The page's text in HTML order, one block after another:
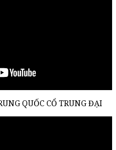
QUỐC CỔ TRUNG ĐẠI